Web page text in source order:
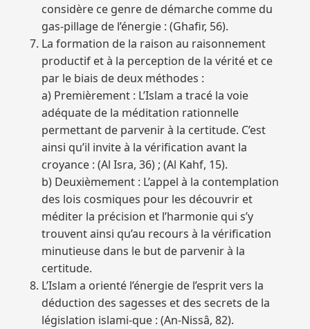
considère ce genre de démarche comme du
gas-pillage de l’énergie : (Ghafir, 56).
La formation de la raison au raisonnement
productif et à la perception de la vérité et ce
par le biais de deux méthodes :
a) Premièrement : L’Islam a tracé la voie
adéquate de la méditation rationnelle
permettant de parvenir à la certitude. C’est
ainsi qu’il invite à la vérification avant la
croyance : (Al Isra, 36) ; (Al Kahf, 15).
b) Deuxièmement : L’appel à la contemplation
des lois cosmiques pour les découvrir et
méditer la précision et l’harmonie qui s’y
trouvent ainsi qu’au recours à la vérification
minutieuse dans le but de parvenir à la
certitude.
L’Islam a orienté l’énergie de l’esprit vers la
déduction des sagesses et des secrets de la
législation islami-que : (An-Nissâ, 82).